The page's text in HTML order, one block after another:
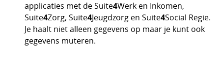
applicaties met de Suite4Werk en Inkomen,
Suite4Zorg, Suite4Jeugdzorg en Suite4Social Regie.
Je haalt niet alleen gegevens op maar je kunt ook
gegevens muteren.